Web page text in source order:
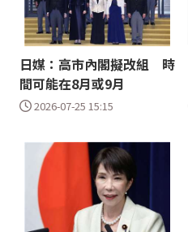
日媒：高市內閣擬改組 時
間可能在8月或9月
2026-07-25 15:15